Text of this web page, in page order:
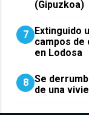
(Gipuzkoa)
7 Extinguido
campos de
en Lodosa
8 Se
de una